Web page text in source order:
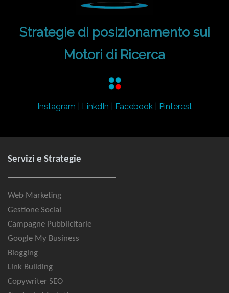
Strategie di posizionamento sui
Motori di Ricerca
Instagram LinkdIn Facebook| Pinterest
Servizi e Strategie
Web Marketing
Gestione Social
Campagne Pubblicitarie
Google My Business
Blogging
Link Building
Copywriter SEO